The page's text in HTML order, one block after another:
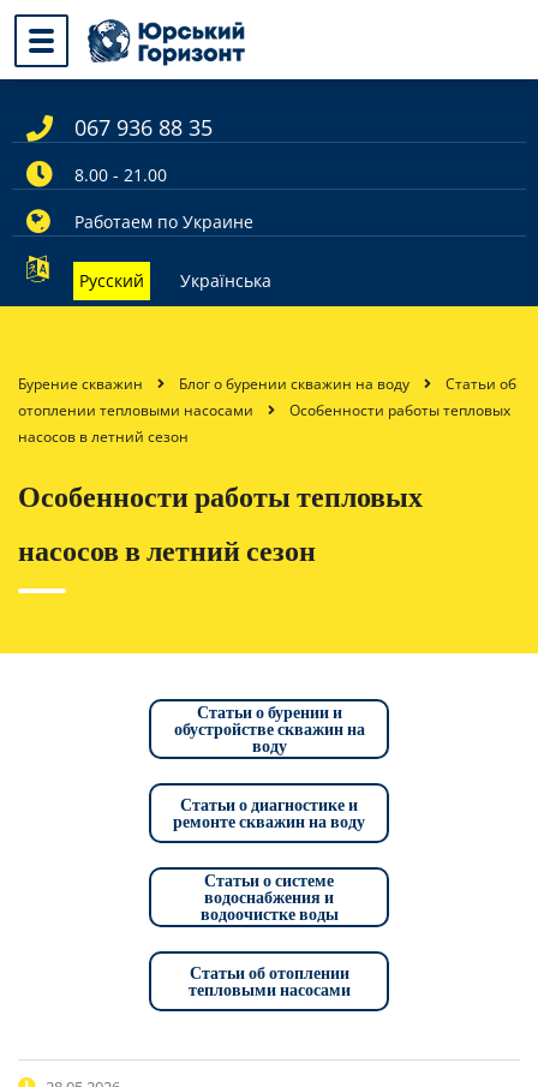
067 936 88 35
8.00 - 21.00
Работаем по Украине
Русский Українська
Бурение скважин Блог о бурении скважин на воду
Статьи об
отоплении тепловыми насосами
Особенности работы тепловых
насосов в летний сезон
Особенности работы тепловых
насосов в летний сезон
Статьи о бурении и
обустройстве скважин на
воду
Статьи о диагностике и
ремонте скважин на воду
Статьи о системе
водоснабжения и
водоочистке воды
Статьи об отоплении
тепловыми насосами